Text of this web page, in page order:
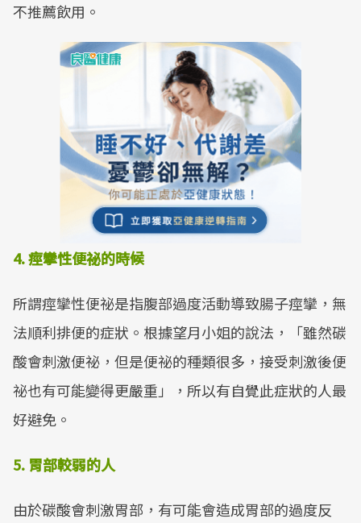
不推薦飲用。
4. 痙攣性便祕的時候
所謂痙攣性便祕是指腹部過度活動導致腸子痙攣，無
法順利排便的症狀。根據望月小姐的說法，「雖然碳
酸會刺激便祕，但是便祕的種類很多，接受刺激後便
祕也有可能變得更嚴重」，所以有自覺此症狀的人最
好避免。
5. 胃部較弱的人
由於碳酸會刺激胃部，有可能會造成胃部的過度反